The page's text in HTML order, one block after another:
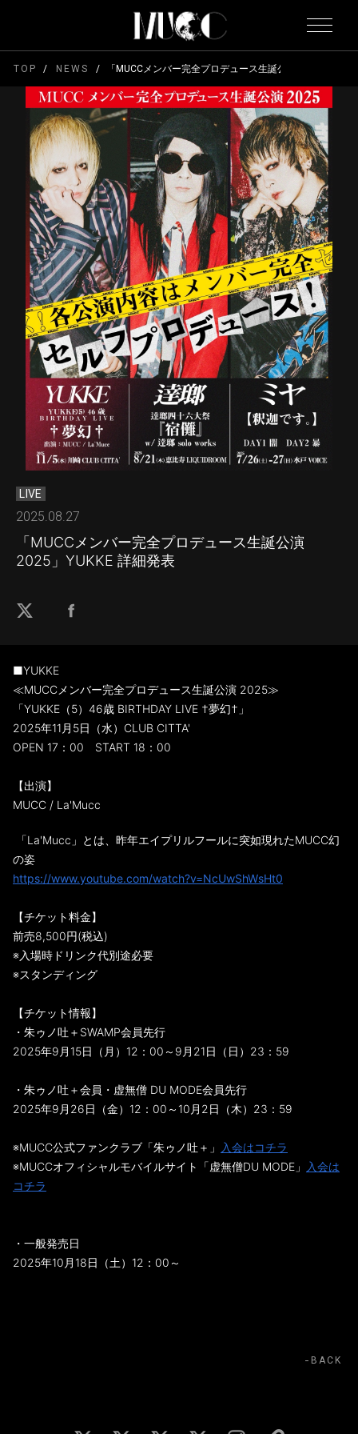
TOP NEWS 「MUCCメンバー完全プロデュース生誕公演 2025」
LIVE
2025.08.27
「MUCCメンバー完全プロデュース生誕公演
2025」YUKKE 詳細発表
■YUKKE
≪MUCCメンバー完全プロデュース生誕公演 2025≫
「YUKKE（5）46歳 BIRTHDAY LIVE †夢幻†」
2025年11月5日（水）CLUB CITTA'
OPEN 17：00 START 18：00
【出演】
MUCC / La'Mucc
「La'Mucc」とは、昨年エイプリルフールに突如現れたMUCC幻
の姿
https://www.youtube.com/watch?v=NcUwShWsHt0
【チケット料金】
前売8,500円(税込)
※入場時ドリンク代別途必要
※スタンディング
【チケット情報】
・朱ゥノ吐＋SWAMP会員先行
2025年9月15日（月）12：00～9月21日（日）23：59
・朱ゥノ吐＋会員・虚無僧 DU MODE会員先行
2025年9月26日（金）12：00～10月2日（木）23：59
※MUCC公式ファンクラブ「朱ゥノ吐＋」
入会はコチラ
※MUCCオフィシャルモバイルサイト「虚無僧DU MODE」
入会は
コチラ
・一般発売日
2025年10月18日（土）12：00～
BACK